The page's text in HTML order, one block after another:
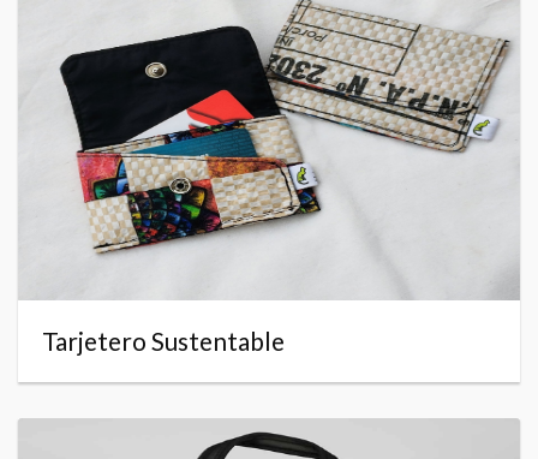
Tarjetero Sustentable